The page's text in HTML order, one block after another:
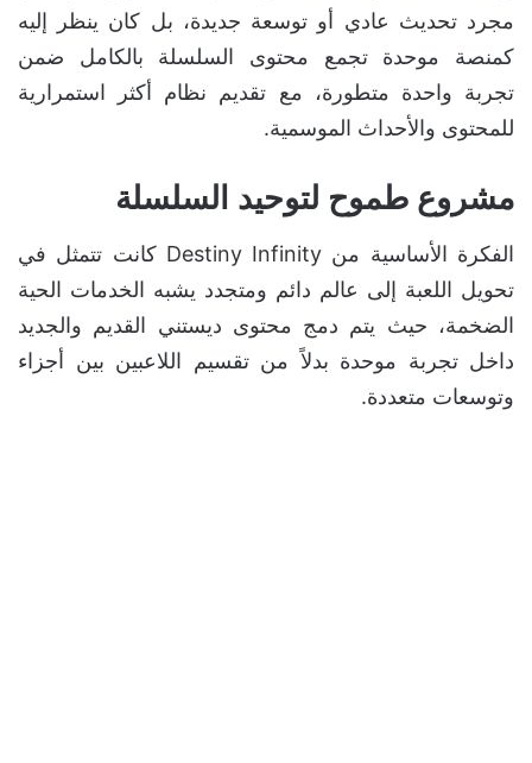
مجرد تحديث عادي أو توسعة جديدة، بل كان ينظر إليه
كمنصة موحدة تجمع محتوى السلسلة بالكامل ضمن
تجربة واحدة متطورة، مع تقديم نظام أكثر استمرارية
للمحتوى والأحداث الموسمية.
مشروع طموح لتوحيد السلسلة
الفكرة الأساسية من Destiny Infinity كانت تتمثل في
تحويل اللعبة إلى عالم دائم ومتجدد يشبه الخدمات الحية
الضخمة، حيث يتم دمج محتوى ديستني القديم والجديد
داخل تجربة موحدة بدلاً من تقسيم اللاعبين بين أجزاء
وتوسعات متعددة.